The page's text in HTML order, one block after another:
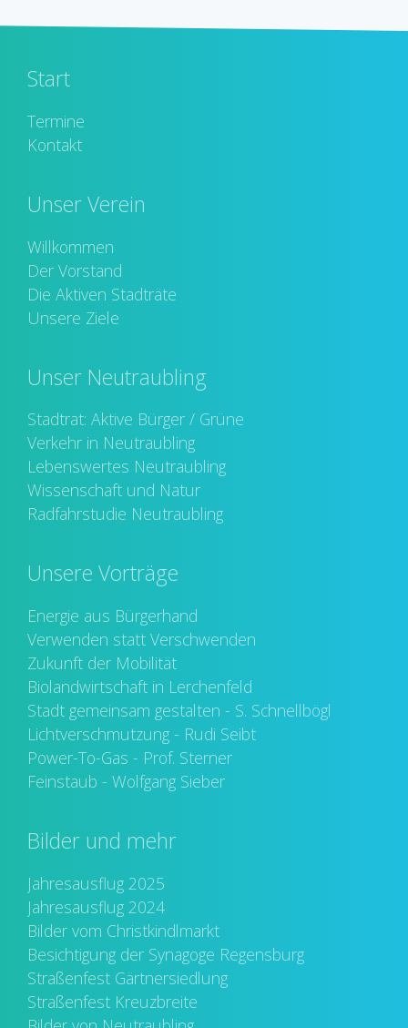
Start
Termine
Kontakt
Unser Verein
Willkommen
Der Vorstand
Die Aktiven Stadträte
Unsere Ziele
Unser Neutraubling
Stadtrat: Aktive Bürger / Grüne
Verkehr in Neutraubling
Lebenswertes Neutraubling
Wissenschaft und Natur
Radfahrstudie Neutraubling
Unsere Vorträge
Energie aus Bürgerhand
Verwenden statt Verschwenden
Zukunft der Mobilität
Biolandwirtschaft in Lerchenfeld
Stadt gemeinsam gestalten - S. Schnellbögl
Lichtverschmutzung - Rudi Seibt
Power-To-Gas - Prof. Sterner
Feinstaub - Wolfgang Sieber
Bilder und mehr
Jahresausflug 2025
Jahresausflug 2024
Bilder vom Christkindlmarkt
Besichtigung der Synagoge Regensburg
Straßenfest Gärtnersiedlung
Straßenfest Kreuzbreite